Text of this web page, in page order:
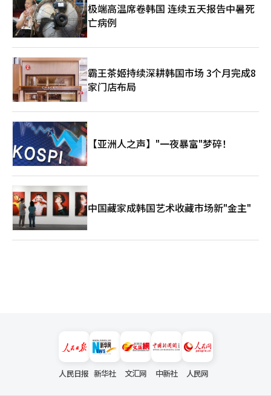
极端高温席卷韩国 连续五天报告中暑死
亡病例
霸王茶姬持续深耕韩国市场 3个月完成8
家门店布局
【亚洲人之声】"一夜暴富"梦碎！
中国藏家成韩国艺术收藏市场新"金主"
人民日报 新华社 文汇网 中新社 人民网